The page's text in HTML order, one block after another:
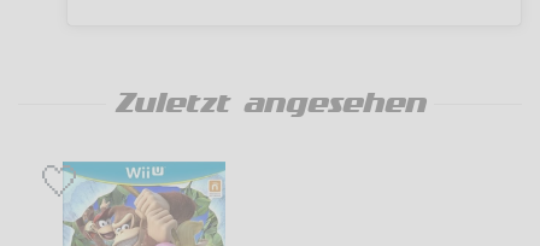
Zuletzt angesehen